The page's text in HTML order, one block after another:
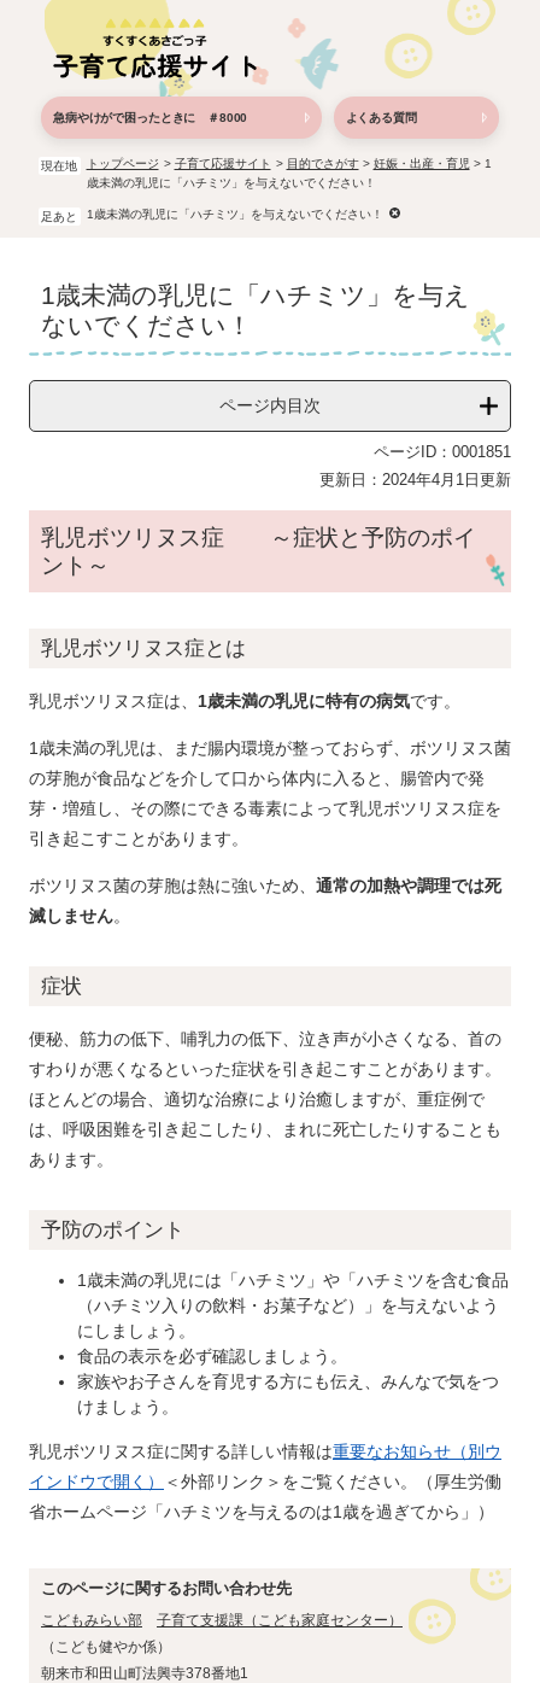
急病やけがで困ったときに ＃8000 よくある質問
現在地 トップページ > 子育て応援サイト > 目的でさがす> 妊娠・出産・育児> 1
歳未満の乳児に「ハチミツ」を与えないでください！
足あと 1歳未満の乳児に「ハチミツ」を与えないでください！
文1歳未満の乳児に「ハチミツ」を与え
ないでください！
ページ内目次
ページID：0001851
更新日：2024年4月1日更新
乳児ボツリヌス症 ～症状と予防のポイ
ント～
乳児ボツリヌス症とは
乳児ボツリヌス症は、 1歳未満の乳児に特有の病気です。
1歳未満の乳児は、まだ腸内環境が整っておらず、ボツリヌス菌
の芽胞が食品などを介して口から体内に入ると、腸管内で発
芽・増殖し、その際にできる毒素によって乳児ボツリヌス症を
引き起こすことがあります。
ボツリヌス菌の芽胞は熱に強いため、 通常の加熱や調理では死
滅しません。
症状
便秘、筋力の低下、哺乳力の低下、泣き声が小さくなる、首の
すわりが悪くなるといった症状を引き起こすことがあります。
ほとんどの場合、適切な治療により治癒しますが、重症例で
は、呼吸困難を引き起こしたり、まれに死亡したりすることも
あります。
予防のポイント
1歳未満の乳児には「ハチミツ」や「ハチミツを含む食品
（ハチミツ入りの飲料・お菓子など）」を与えないよう
にしましょう。
食品の表示を必ず確認しましょう。
家族やお子さんを育児する方にも伝え、みんなで気をつ
けましょう。
乳児ボツリヌス症に関する詳しい情報は重要なお知らせ​​（別ウ
インドウで開く）
＜外部リンク＞ をご覧ください。（厚生労働
省ホームページ「ハチミツを与えるのは1歳を過ぎてから」）
このページに関するお問い合わせ先
こどもみらい部
子育て支援課（こども家庭センター）
こども健やか係
朝来市和田山町法興寺378番地1